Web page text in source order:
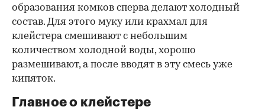
образования комков сперва делают холодный
состав. Для этого муку или крахмал для
клейстера смешивают с небольшим
количеством холодной воды, хорошо
размешивают, а после вводят в эту смесь уже
кипяток.
Главное о клейстере